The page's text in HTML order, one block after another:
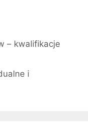
– kwalifikacje
i